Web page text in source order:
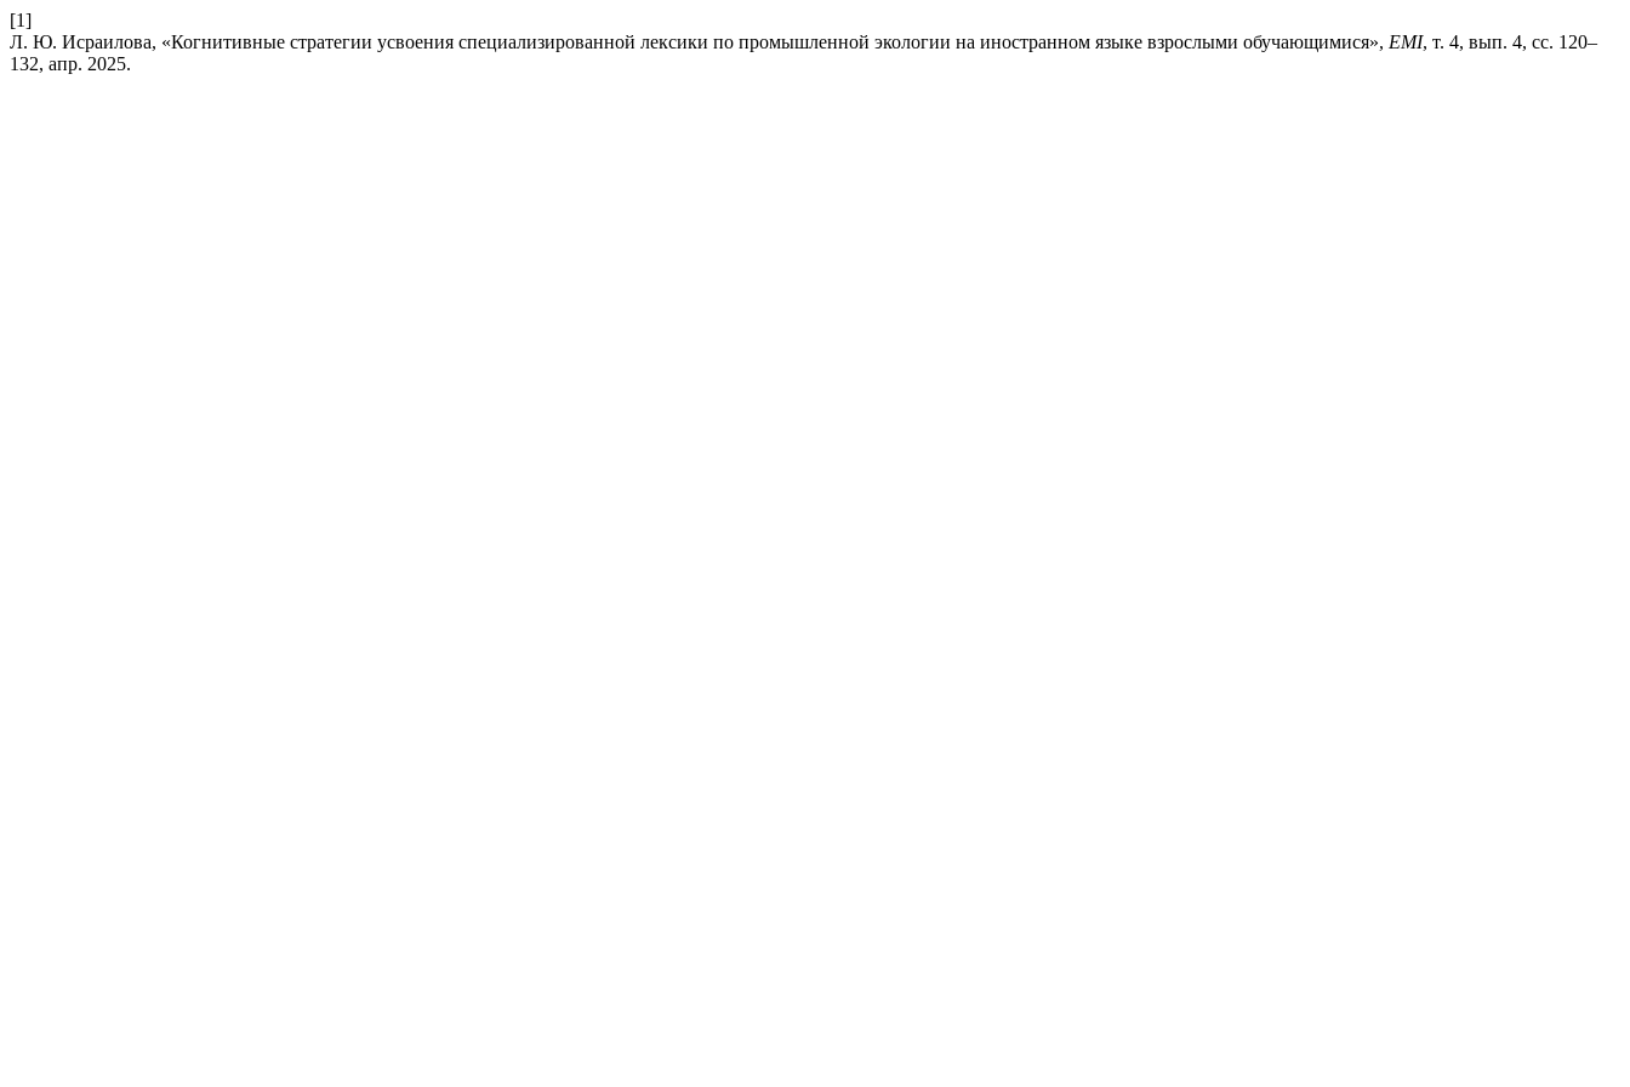
[1]
Л. Ю. Исраилова, «Когнитивные стратегии усвоения специализированной лексики по промышленной экологии на иностранном языке взрослыми обучающимися», EMI, т. 4, вып. 4, сс. 120–
132, апр. 2025.